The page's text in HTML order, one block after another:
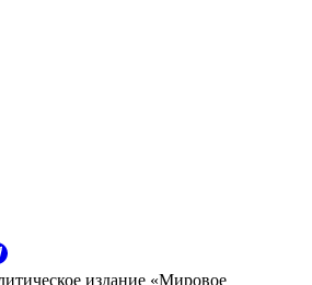
издание «Мировое